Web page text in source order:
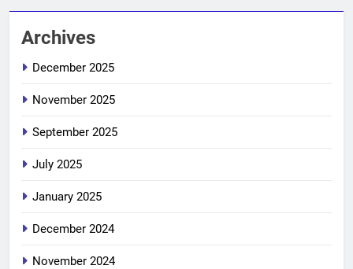
Archives
December 2025
November 2025
September 2025
July 2025
January 2025
December 2024
November 2024